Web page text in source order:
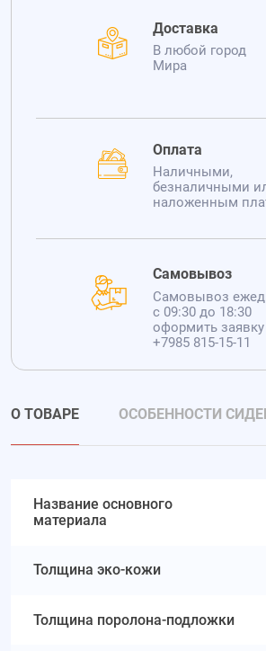
Доставка
В любой город
Мира
Оплата
Наличными,
безналичными
наложенным
Самовывоз
Самовывоз
с 09:30 до 18:30
оформить
+7985 815-15-11
О ТОВАРЕ ОСОБЕННОСТИ
Название основного
материала
Толщина эко-кожи
Толщина поролона-подложки